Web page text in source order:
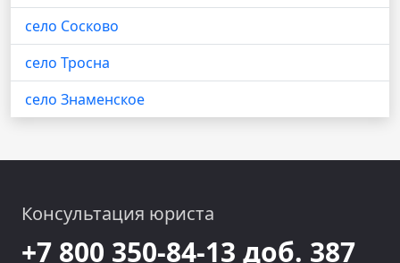
село Сосково
село Тросна
село Знаменское
Консультация юриста
+7 800 350-84-13 доб. 387